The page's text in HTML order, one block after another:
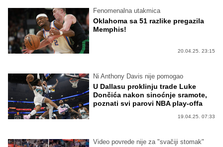
Fenomenalna utakmica
Oklahoma sa 51 razlike pregazila
Memphis!
20.04.25. 23:15
Ni Anthony Davis nije pomogao
U Dallasu proklinju trade Luke
Dončića nakon sinoćnje sramote,
poznati svi parovi NBA play-offa
19.04.25. 07:33
Video povrede nije za "svačiji stomak"